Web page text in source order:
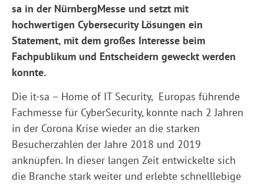
sa in der NürnbergMesse und setzt mit
hochwertigen Cybersecurity Lösungen ein
Statement, mit dem großes Interesse beim
Fachpublikum und Entscheidern geweckt werden
konnte.
Die it-sa – Home of IT Security, Europas führende
Fachmesse für CyberSecurity, konnte nach 2 Jahren
in der Corona Krise wieder an die starken
Besucherzahlen der Jahre 2018 und 2019
anknüpfen. In dieser langen Zeit entwickelte sich
die Branche stark weiter und erlebte schnelllebige